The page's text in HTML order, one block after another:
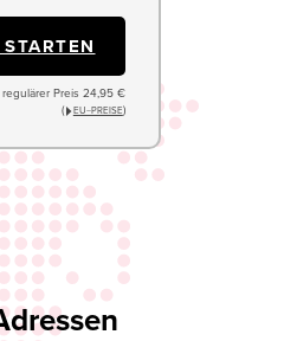
regulärer Preis 24,95 €
(
EU−PREISE)